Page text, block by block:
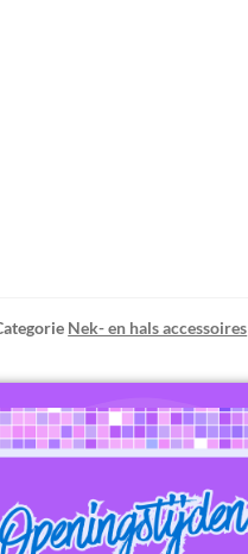
Nek- en hals accessoires